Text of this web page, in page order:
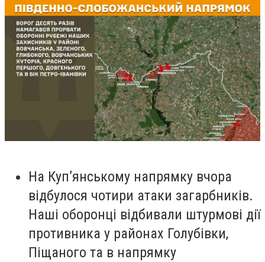
На Куп’янському напрямку вчора
відбулося чотири атаки загарбників.
Наші оборонці відбивали штурмові дії
противника у районах Голубівки,
Піщаного та в напрямку